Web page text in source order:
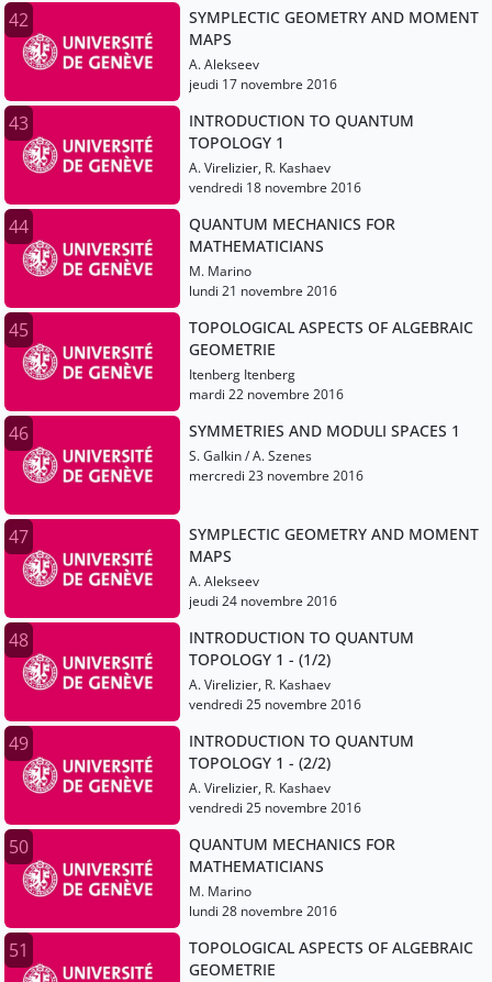
42
SYMPLECTIC GEOMETRY AND MOMENT
MAPS
A. Alekseev
jeudi 17 novembre 2016
43
INTRODUCTION TO QUANTUM
TOPOLOGY 1
A. Virelizier, R. Kashaev
vendredi 18 novembre 2016
44
QUANTUM MECHANICS FOR
MATHEMATICIANS
M. Marino
lundi 21 novembre 2016
45
TOPOLOGICAL ASPECTS OF ALGEBRAIC
GEOMETRIE
Itenberg Itenberg
mardi 22 novembre 2016
46 SYMMETRIES AND MODULI SPACES 1
S. Galkin / A. Szenes
mercredi 23 novembre 2016
47
SYMPLECTIC GEOMETRY AND MOMENT
MAPS
A. Alekseev
jeudi 24 novembre 2016
48
INTRODUCTION TO QUANTUM
TOPOLOGY 1 - (1/2)
A. Virelizier, R. Kashaev
vendredi 25 novembre 2016
49
INTRODUCTION TO QUANTUM
TOPOLOGY 1 - (2/2)
A. Virelizier, R. Kashaev
vendredi 25 novembre 2016
50
QUANTUM MECHANICS FOR
MATHEMATICIANS
M. Marino
lundi 28 novembre 2016
51
TOPOLOGICAL ASPECTS OF ALGEBRAIC
GEOMETRIE